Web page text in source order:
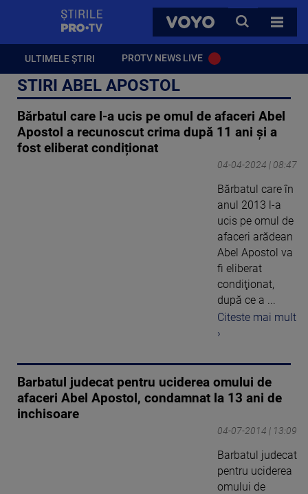
VOYO
CAUTA
TOATE
ULTIMELE ȘTIRI PROTV NEWS LIVE
STIRI ABEL APOSTOL
Bărbatul care l-a ucis pe omul de afaceri Abel
Apostol a recunoscut crima după 11 ani și a
fost eliberat condiționat
04-04-2024 | 08:47
Bărbatul care în
anul 2013 l-a
ucis pe omul de
afaceri arădean
Abel Apostol va
fi eliberat
condiţionat,
după ce a ...
Citeste mai mult
›
Barbatul judecat pentru uciderea omului de
afaceri Abel Apostol, condamnat la 13 ani de
inchisoare
04-07-2014 | 13:09
Barbatul judecat
pentru uciderea
omului de